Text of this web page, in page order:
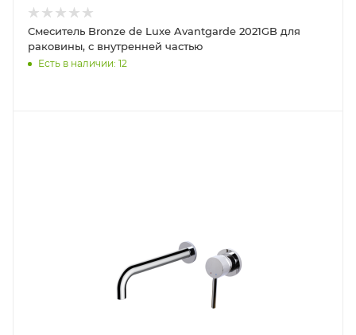
Смеситель Bronze de Luxe Avantgarde 2021GB для
раковины, с внутренней частью
Есть в наличии: 12